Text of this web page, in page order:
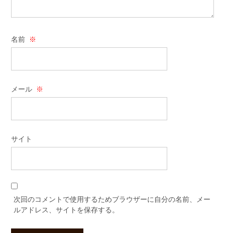
名前 ※
メール ※
サイト
次回のコメントで使用するためブラウザーに自分の名前、メー
ルアドレス、サイトを保存する。